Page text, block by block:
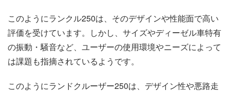
このようにランクル250は、そのデザインや性能面で高い
評価を受けています。しかし、サイズやディーゼル車特有
の振動・騒音など、ユーザーの使用環境やニーズによって
は課題も指摘されているようです。
このようにランドクルーザー250は、デザイン性や悪路走